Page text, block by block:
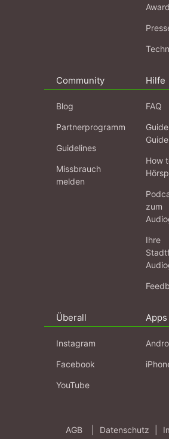
Award
Community
Blog
Partnerprogramm
Guidelines
Missbrauch
melden
Hilfe
FAQ
Guide
How
zum
Ihre
Überall
Instagram
Facebook
YouTube
Apps
AGB Datenschutz